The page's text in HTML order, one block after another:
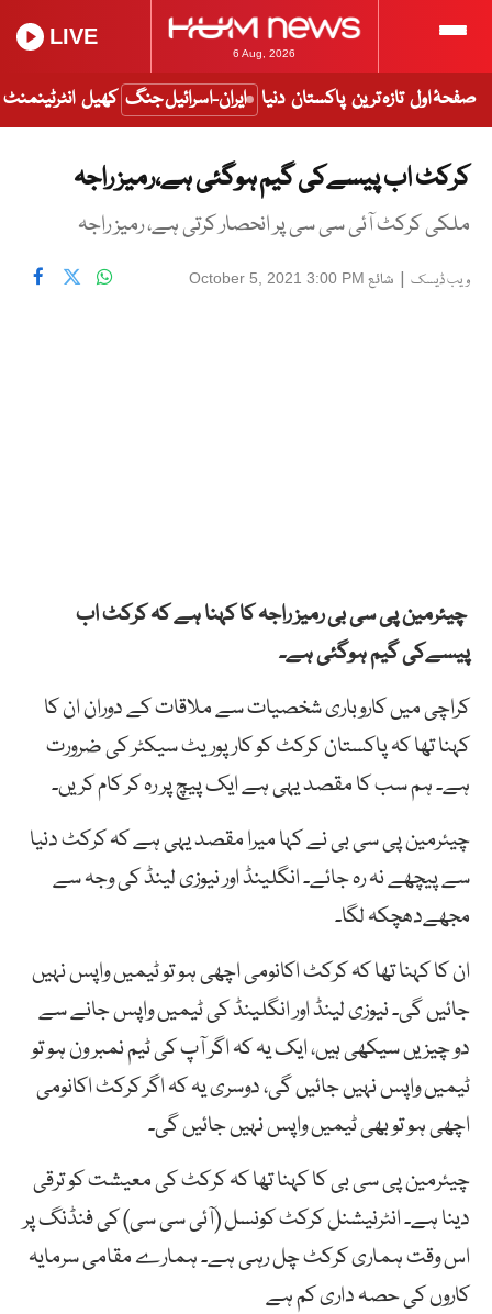
6 Aug, 2026
LIVE
صفحۂ اول تازہ ترین پاکستان دنیا ایران-اسرائیل جنگ کھیل انٹرٹینمنٹ
کرکٹ اب پیسےکی گیم ہوگئی ہے،رمیز راجہ
ملکی کرکٹ آئی سی سی پر انحصار کرتی ہے، رمیز راجہ
ویب ڈیسک | شائع October 5, 2021 3:00 PM
چیئرمین پی سی بی رمیز راجہ کا کہنا ہے کہ کرکٹ اب
پیسےکی گیم ہوگئی ہے۔
کراچی میں کاروباری شخصیات سے ملاقات کے دوران ان کا
کہنا تھا کہ پاکستان کرکٹ کو کارپوریٹ سیکٹر کی ضرورت
ہے۔ ہم سب کا مقصد یہی ہے ایک پیچ پر رہ کر کام کریں۔
چیئرمین پی سی بی نے کہا میرا مقصد یہی ہے کہ کرکٹ دنیا
سے پیچھے نہ رہ جائے۔ انگلینڈ اور نیوزی لینڈ کی وجہ سے
مجھےدھچکہ لگا۔
ان کا کہنا تھا کہ کرکٹ اکانومی اچھی ہو تو ٹیمیں واپس نہیں
جائیں گی۔ نیوزی لینڈ اور انگلینڈ کی ٹیمیں واپس جانے سے
دو چیزیں سیکھی ہیں، ایک یہ کہ اگر آپ کی ٹیم نمبر ون ہو تو
ٹیمیں واپس نہیں جائیں گی، دوسری یہ کہ اگر کرکٹ اکانومی
اچھی ہو تو بھی ٹیمیں واپس نہیں جائیں گی۔
چیئرمین پی سی بی کا کہنا تھا کہ کرکٹ کی معیشت کو ترقی
دینا ہے۔ انٹرنیشنل کرکٹ کونسل (آئی سی سی) کی فنڈنگ پر
اس وقت ہماری کرکٹ چل رہی ہے۔ ہمارے مقامی سرمایہ
کاروں کی حصہ داری کم ہے